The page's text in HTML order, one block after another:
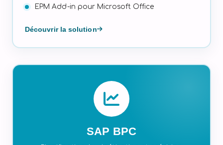
EPM Add-in pour Microsoft Office
Découvrir la solution
SAP BPC